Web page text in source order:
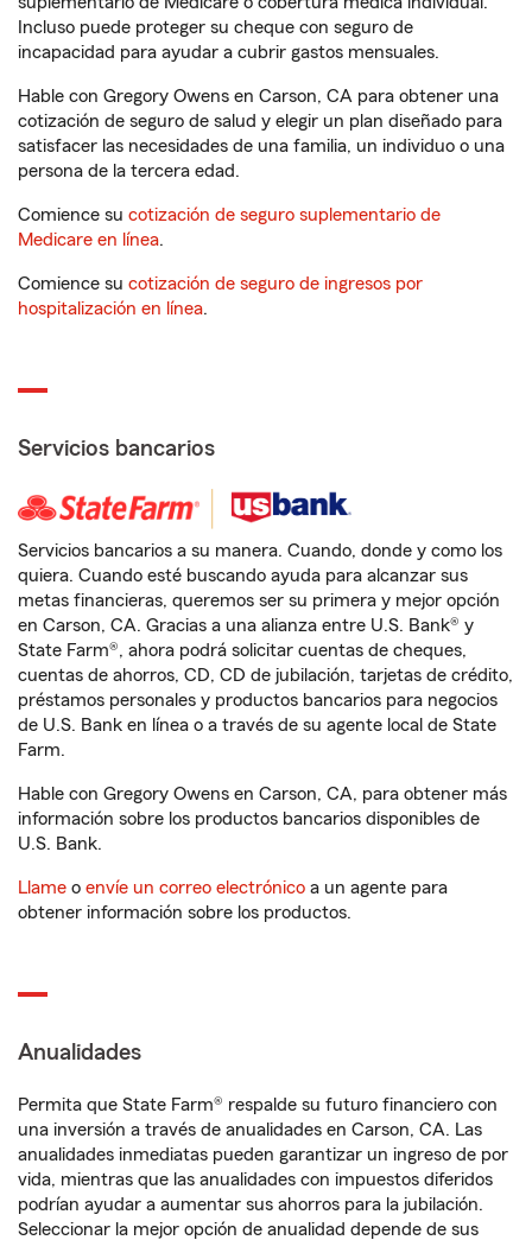
Incluso puede proteger su cheque con seguro de
incapacidad para ayudar a cubrir gastos mensuales.
Hable con Gregory Owens en Carson, CA para obtener una
cotización de seguro de salud y elegir un plan diseñado para
satisfacer las necesidades de una familia, un individuo o una
persona de la tercera edad.
Comience su cotización de seguro suplementario de
Medicare en línea.
Comience su cotización de seguro de ingresos por
hospitalización en línea.
Servicios bancarios
Servicios bancarios a su manera. Cuando, donde y como los
quiera. Cuando esté buscando ayuda para alcanzar sus
metas financieras, queremos ser su primera y mejor opción
en Carson, CA. Gracias a una alianza entre U.S. Bank® y
State Farm®, ahora podrá solicitar cuentas de cheques,
cuentas de ahorros, CD, CD de jubilación, tarjetas de crédito,
préstamos personales y productos bancarios para negocios
de U.S. Bank en línea o a través de su agente local de State
Farm.
Hable con Gregory Owens en Carson, CA, para obtener más
información sobre los productos bancarios disponibles de
U.S. Bank.
Llame o envíe un correo electrónico a un agente para
obtener información sobre los productos.
Anualidades
Permita que State Farm® respalde su futuro financiero con
una inversión a través de anualidades en Carson, CA. Las
anualidades inmediatas pueden garantizar un ingreso de por
vida, mientras que las anualidades con impuestos diferidos
podrían ayudar a aumentar sus ahorros para la jubilación.
Seleccionar la mejor opción de anualidad depende de sus